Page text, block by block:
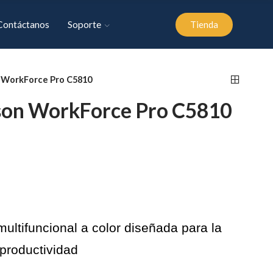
Soporte Tienda
Pro C5810
WorkForce Pro C5810
a color diseñada para la